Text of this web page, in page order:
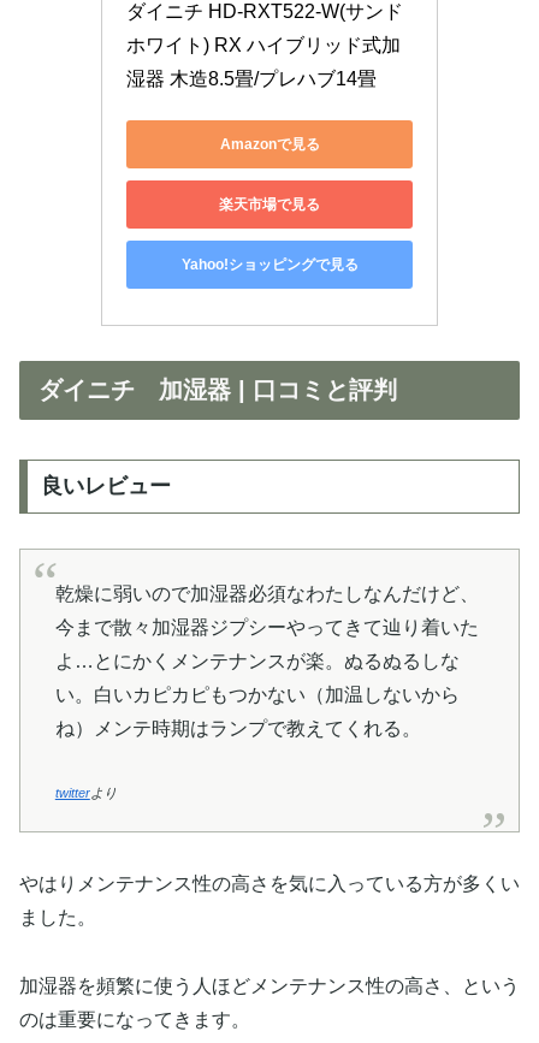
ダイニチ HD-RXT522-W(サンド
ホワイト) RX ハイブリッド式加
湿器 木造8.5畳/プレハブ14畳
Amazonで見る
楽天市場で見る
Yahoo!ショッピングで見る
ダイニチ 加湿器 | 口コミと評判
良いレビュー
乾燥に弱いので加湿器必須なわたしなんだけど、
今まで散々加湿器ジプシーやってきて辿り着いた
よ…とにかくメンテナンスが楽。ぬるぬるしな
い。白いカピカピもつかない（加温しないから
ね）メンテ時期はランプで教えてくれる。
twitterより
やはりメンテナンス性の高さを気に入っている方が多くい
ました。
加湿器を頻繁に使う人ほどメンテナンス性の高さ、という
のは重要になってきます。